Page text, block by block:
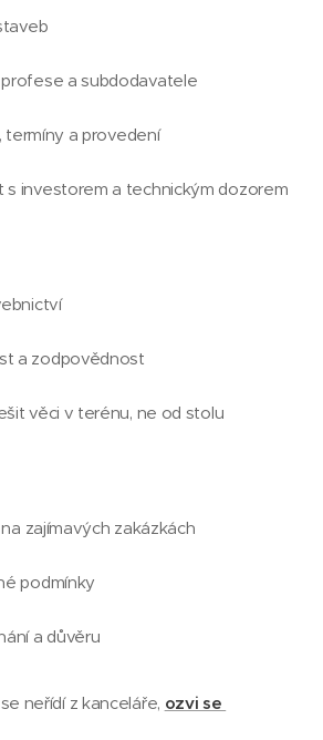
a subdodavatele
termíny a provedení
s investorem a technickým dozorem
a zodpovědnost
věci v terénu, ne od stolu
zajímavých zakázkách
podmínky
a důvěru
neřídí z kanceláře, ozvi se